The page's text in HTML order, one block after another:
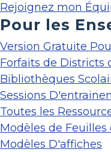
Rejoignez mon
Pour les
Version Gratuite
Forfaits de Districts
Bibliothèques
Sessions
Toutes les
Modèles de Feuilles
Modèles D'affiches